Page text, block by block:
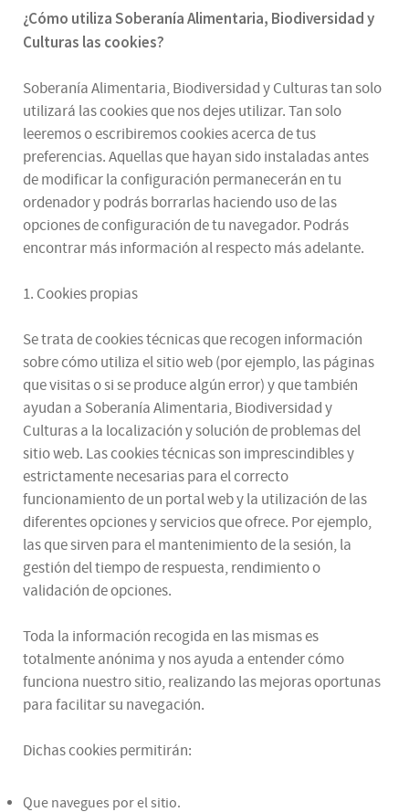
¿Cómo utilizaSoberanía Alimentaria, Biodiversidad y
Culturas las cookies?
Soberanía Alimentaria, Biodiversidad y Culturas tan solo
utilizará las cookies que nos dejes utilizar. Tan solo
leeremos o escribiremos cookies acerca de tus
preferencias. Aquellas que hayan sido instaladas antes
de modificar la configuración permanecerán en tu
ordenador y podrás borrarlas haciendo uso de las
opciones de configuración de tu navegador. Podrás
encontrar más información al respecto más adelante.
1. Cookies propias
Se trata de cookies técnicas que recogen información
sobre cómo utiliza el sitio web (por ejemplo, las páginas
que visitas o si se produce algún error) y que también
ayudan a Soberanía Alimentaria, Biodiversidad y
Culturas a la localización y solución de problemas del
sitio web. Las cookies técnicas son imprescindibles y
estrictamente necesarias para el correcto
funcionamiento de un portal web y la utilización de las
diferentes opciones y servicios que ofrece. Por ejemplo,
las que sirven para el mantenimiento de la sesión, la
gestión del tiempo de respuesta, rendimiento o
validación de opciones.
Toda la información recogida en las mismas es
totalmente anónima y nos ayuda a entender cómo
funciona nuestro sitio, realizando las mejoras oportunas
para facilitar su navegación.
Dichas cookies permitirán:
Que navegues por el sitio.